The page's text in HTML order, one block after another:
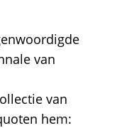
van
van
hem: